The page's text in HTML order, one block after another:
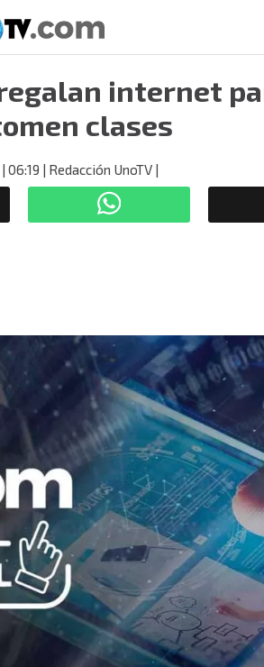
internet
clases
| 06:19 | Redacción UnoTV|